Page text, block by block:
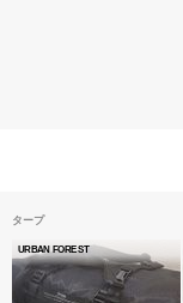
タープ
URBAN FOREST